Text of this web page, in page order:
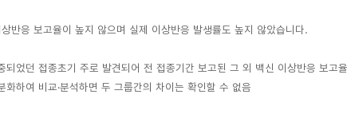
반응 보고율이 높지 않으며 실제 이상반응 발생률도 높지 않았습니다.
었던 접종초기 주로 발견되어 전 접종기간 보고된 그 외 백신 이상반응 보고
하여 비교·분석하면 두 그룹간의 차이는 확인할 수 없음